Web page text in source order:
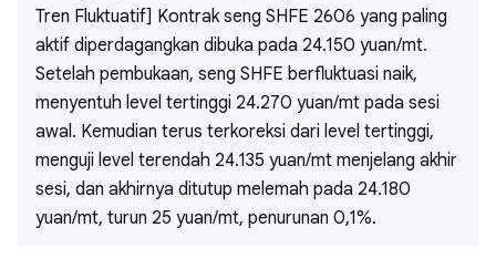
Tren Fluktuatif] Kontrak seng SHFE 2606 yang paling
aktif diperdagangkan dibuka pada 24.150 yuan/mt.
Setelah pembukaan, seng SHFE berfluktuasi naik,
menyentuh level tertinggi 24.270 yuan/mt pada sesi
awal. Kemudian terus terkoreksi dari level tertinggi,
menguji level terendah 24.135 yuan/mt menjelang akhir
sesi, dan akhirnya ditutup melemah pada 24.180
yuan/mt, turun 25 yuan/mt, penurunan 0,1%.